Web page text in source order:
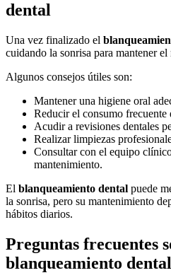
dental
Una vez finalizado el
cuidando la sonrisa para mantener
Algunos consejos útiles son:
Mantener una higiene oral
Reducir el consumo
Acudir a revisiones dentales
Realizar limpiezas
Consultar con el equipo
mantenimiento.
El blanqueamiento dental puede
la sonrisa, pero su mantenimiento
hábitos diarios.
Preguntas frecuentes
blanqueamiento dental